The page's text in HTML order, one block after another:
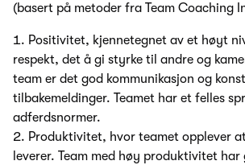
(basert på metoder fra Team Coaching
Positivitet, kjennetegnet av et høyt
respekt, det å gi styrke til andre og
team er det god kommunikasjon og
tilbakemeldinger. Teamet har et felles
adferdsnormer.
Produktivitet, hvor teamet opplever
leverer. Team med høy produktivitet